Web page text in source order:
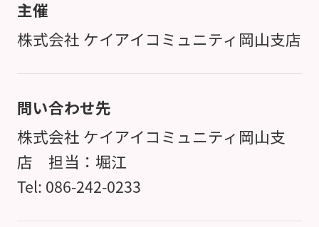
主催
株式会社 ケイアイコミュニティ岡山支店
問い合わせ先
株式会社 ケイアイコミュニティ岡山支
店 担当：堀江
Tel: 086-242-0233